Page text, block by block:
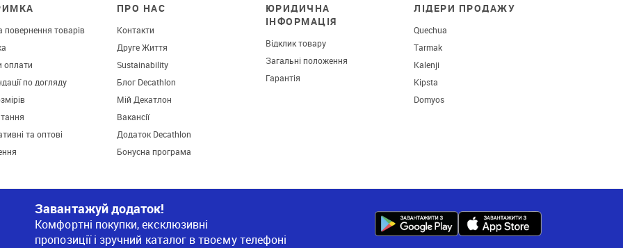
повернення товарів
оплати
по догляду
та оптові
ПРО НАС
Контакти
Друге Життя
Sustainability
Блог Decathlon
Мій Декатлон
Вакансії
Додаток Decathlon
Бонусна програма
ЮРИДИЧНА
ІНФОРМАЦІЯ
Відклик товару
Загальні положення
Гарантія
ЛІДЕРИ ПРОДАЖУ
Quechua
Tarmak
Kalenji
Kipsta
Domyos
Завантажуй додаток!
Комфортні покупки, ексклюзивні
пропозиції і зручний каталог в твоєму телефоні